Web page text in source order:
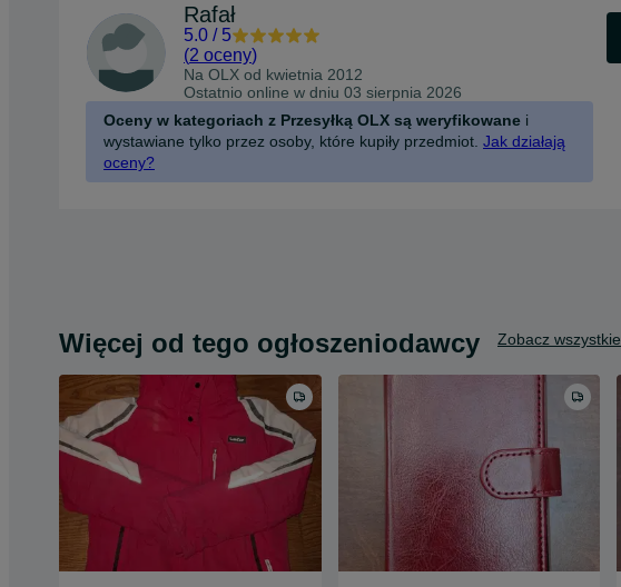
Rafał
5.0 / 5
(2 oceny)
Na OLX od kwietnia 2012
Ostatnio online w dniu 03 sierpnia 2026
Oceny w kategoriach z Przesyłką OLX są weryfikowane i
wystawiane tylko przez osoby, które kupiły przedmiot. Jak działają
oceny?
Więcej od tego ogłoszeniodawcy Zobacz wszystkie